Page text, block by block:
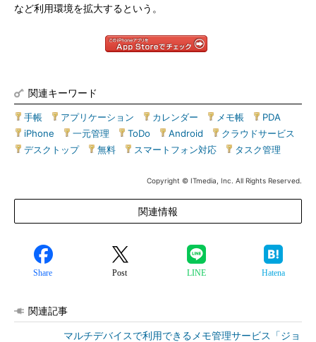
など利用環境を拡大するという。
関連キーワード
手帳 アプリケーション カレンダー メモ帳 PDA
iPhone
一元管理 ToDo Android クラウドサービス
デスクトップ| 無料 スマートフォン対応 タスク管理
Copyright © ITmedia, Inc. All Rights Reserved.
関連情報
Share Post LINE Hatena
関連記事
マルチデバイスで利用できるメモ管理サービス「ジョ